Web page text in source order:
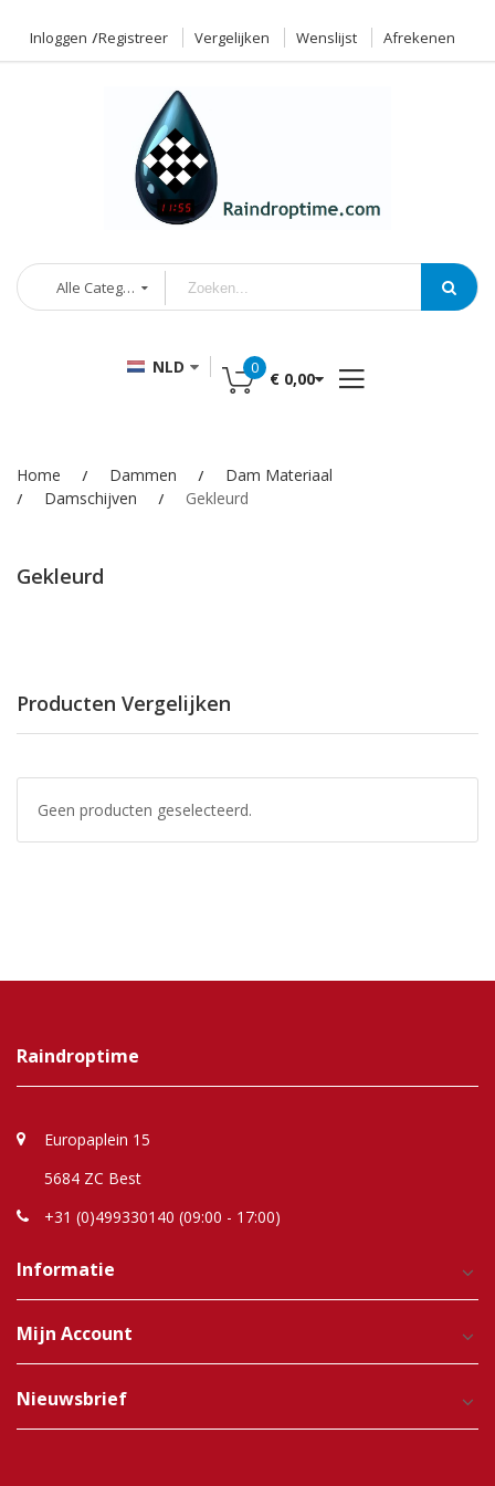
Inloggen Registreer Vergelijken Wenslijst Afrekenen
Alle Categorieën
NLD 0
€ 0,00
Home Dammen
Dam Materiaal
Damschijven
Gekleurd
Gekleurd
Producten Vergelijken
Geen producten geselecteerd.
Raindroptime
Europaplein 15
5684 ZC Best
+31 (0)499330140 (09:00 - 17:00)
Informatie
Mijn Account
Nieuwsbrief